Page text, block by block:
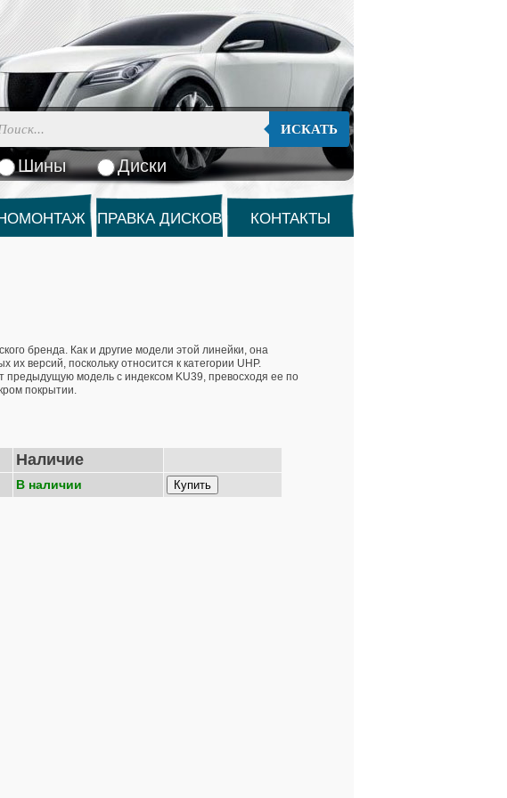
ИСКАТЬ
Шины Диски
ПРАВКА ДИСКОВ КОНТАКТЫ
бренда. Как и другие модели этой линейки, она
версий, поскольку относится к категории UHP.
модель с индексом KU39, превосходя ее по
покрытии.
Наличие
В наличии